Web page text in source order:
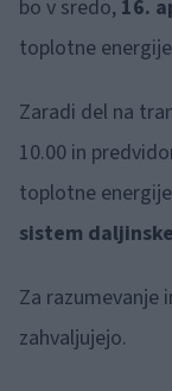
bo v sredo, 16.
toplotne
Zaradi del na
10.00 in
toplotne
sistem
Za razumevanje
zahvaljujejo.